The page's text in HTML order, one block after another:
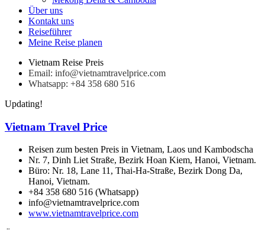
Über uns
Kontakt uns
Reiseführer
Meine Reise planen
Vietnam Reise Preis
Email: info@vietnamtravelprice.com
Whatsapp: +84 358 680 516
Updating!
Vietnam Travel Price
Reisen zum besten Preis in Vietnam, Laos und Kambodscha
Nr. 7, Dinh Liet Straße, Bezirk Hoan Kiem, Hanoi, Vietnam.
Büro: Nr. 18, Lane 11, Thai-Ha-Straße, Bezirk Dong Da,
Hanoi, Vietnam.
+84 358 680 516 (Whatsapp)
info@vietnamtravelprice.com
www.vietnamtravelprice.com